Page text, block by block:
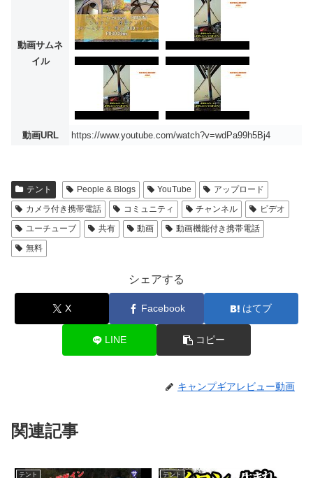
動画サムネ
イル
動画URL https://www.youtube.com/watch?v=wdPa99h5Bj4
テント People & Blogs YouTube
アップロード
カメラ付き携帯電話
コミュニティ チャンネル
ビデオ
ユーチューブ
共有 動画
動画機能付き携帯電話
無料
シェアする
X Facebook はてブ
LINE コピー
キャンプギアレビュー動画
関連記事
テント テント